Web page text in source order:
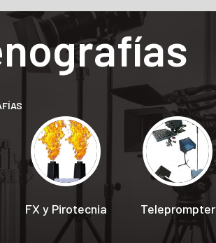
FX y Pirotecnia Teleprompter